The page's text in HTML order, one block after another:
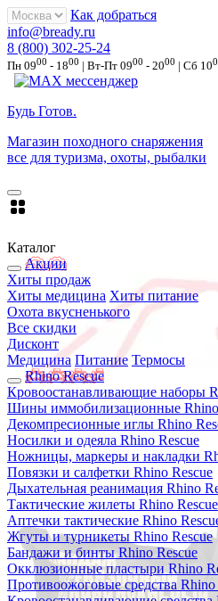
Как добраться
info@bready.ru
8 (800) 302-25-24
Пн 0900 - 1800 | Вт-Пт 0900 - 2000 | Сб 10
Будь Готов.
Магазин походного снаряжения
все для туризма, охоты, рыбалки
Каталог
Акции
Хиты продаж
Хиты медицина Хиты питание
Охота вкусненького
Все скидки
Дисконт
Медицина Питание Термосы
Rhino Rescue
Кровоостанавливающие наборы
Шины иммобилизационные Rhino
Декомпресионные иглы Rhino
Носилки и одеяла Rhino Rescue
Ножницы, маркеры и накладки
Повязки и салфетки Rhino Rescue
Дыхательная реанимация Rhino
Тактические жилеты Rhino Rescue
Аптечки тактические Rhino
Жгуты и турникеты Rhino Rescue
Бандажи и бинты Rhino Rescue
Окклюзионные пластыри Rhino
Противоожоговые средства Rhino